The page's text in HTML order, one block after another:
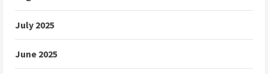
July 2025
June 2025